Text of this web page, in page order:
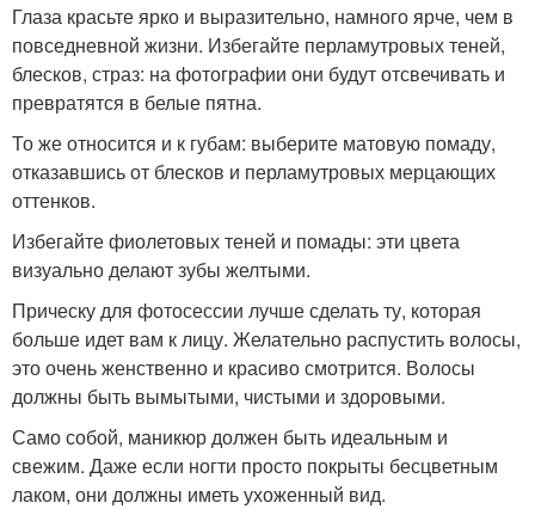
Глаза красьте ярко и выразительно, намного ярче, чем в
повседневной жизни. Избегайте перламутровых теней,
блесков, страз: на фотографии они будут отсвечивать и
превратятся в белые пятна.
То же относится и к губам: выберите матовую помаду,
отказавшись от блесков и перламутровых мерцающих
оттенков.
Избегайте фиолетовых теней и помады: эти цвета
визуально делают зубы желтыми.
Прическу для фотосессии лучше сделать ту, которая
больше идет вам к лицу. Желательно распустить волосы,
это очень женственно и красиво смотрится. Волосы
должны быть вымытыми, чистыми и здоровыми.
Само собой, маникюр должен быть идеальным и
свежим. Даже если ногти просто покрыты бесцветным
лаком, они должны иметь ухоженный вид.